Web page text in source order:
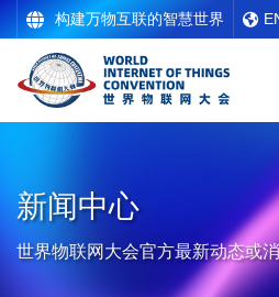
构建万物互联的智慧世界
新闻中心
世界物联网大会官方最新动态或